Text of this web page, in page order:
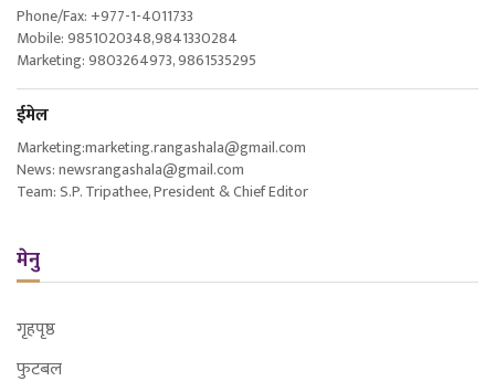
Phone/Fax: +977-1-4011733
Mobile: 9851020348,9841330284
Marketing: 9803264973, 9861535295
ईमेल
Marketing:marketing.rangashala@gmail.com
News: newsrangashala@gmail.com
Team: S.P. Tripathee, President & Chief Editor
मेनु
गृहपृष्ठ
फुटबल